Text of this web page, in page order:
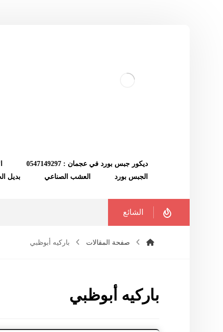
ديكور جبس بورد في عجمان : 0547149297
الجبس بورد
العشب الصناعي بديل
الشائع
صفحة المقالات باركيه أبوظبي
باركيه أبوظبي